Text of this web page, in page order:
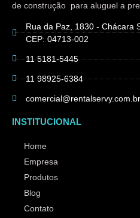
de construção para aluguel a
Rua da Paz, 1830 - Chácara
CEP: 04713-002
11 5181-5445
11 98925-6384
comercial@rentalservy.com.br
INSTITUCIONAL
Home
Empresa
Produtos
Blog
Contato